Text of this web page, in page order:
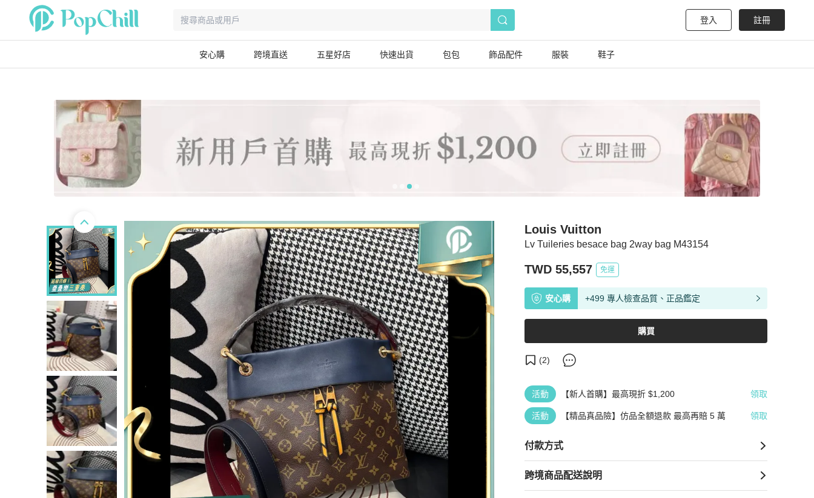
登入 註冊
安心購 跨境直送 五星好店 快速出貨 包包 飾品配件 服裝 鞋子
Lv Tuileries besace bag 2way bag M43154
Louis Vuitton
TWD 55,557 免運
安心購 +499 專人檢查品質、正品鑑定
購買
(2)
活動 【新人首購】最高現折 $1,200 領取
活動 【精品真品險】仿品全額退款 最高再賠 5 萬 領取
付款方式
跨境商品配送說明